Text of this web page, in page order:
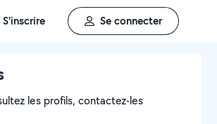
S'inscrire Se connecter
les profils, contactez-les